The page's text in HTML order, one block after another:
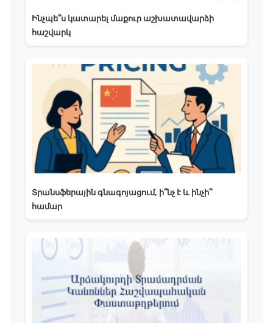
Ինչպե՞ս կատարել մաքուր աշխատավարձի
հաշվարկ
Տրանսֆերային գնագոյացում, ի՞նչ է և ինչի՞
համար